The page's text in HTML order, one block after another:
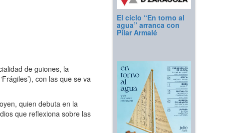
de guiones, la
con las que se va
quien debuta en la
que reflexiona sobre las
El ciclo “En torno al
agua” arranca con
Pilar Armalé